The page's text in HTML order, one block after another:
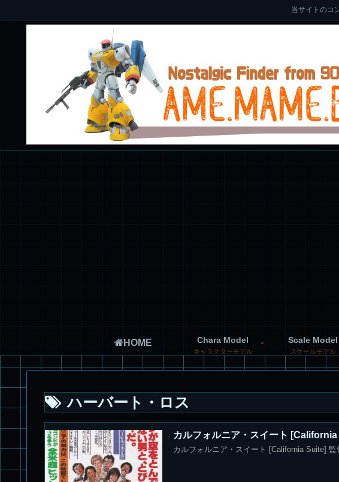
当サイトのコ
HOME Chara Model
キャラクターモデル
Scale Model
スケールモデル
ハーバート・ロス
カルフォルニア・スイート
カルフォルニア・スイート [California Suite] 監